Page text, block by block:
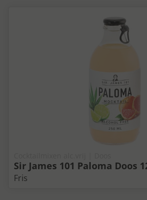
Sir James 101 Paloma Doos
Fris